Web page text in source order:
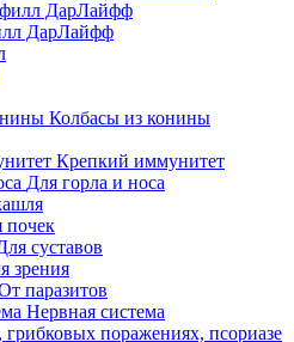
ДарЛайфф
Колбасы из конины
Крепкий иммунитет
Для горла и носа
почек
суставов
зрения
паразитов
Нервная система